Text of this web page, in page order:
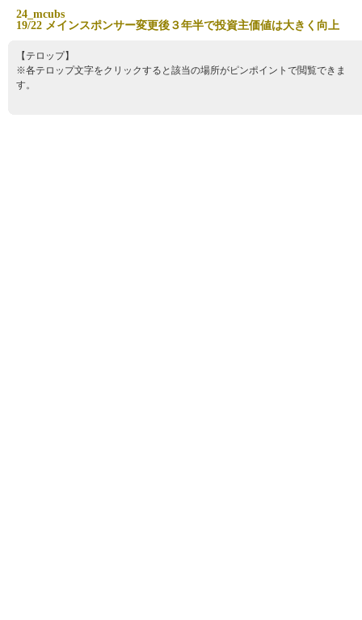
24 mcubs
19/22 メインスポンサー変更後３年半で投資主価値は大き く 向 上
【テロップ】
※各テロップ文字をクリックすると該当の場所がピンポイントで閲覧できま
す。